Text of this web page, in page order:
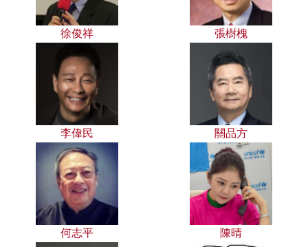
徐俊祥 張樹槐
李偉民 關品方
何志平 陳晴